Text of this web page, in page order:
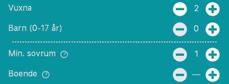
Vuxna 2
Barn (0-17 år) 0
Min. sovrum 1
Boende —